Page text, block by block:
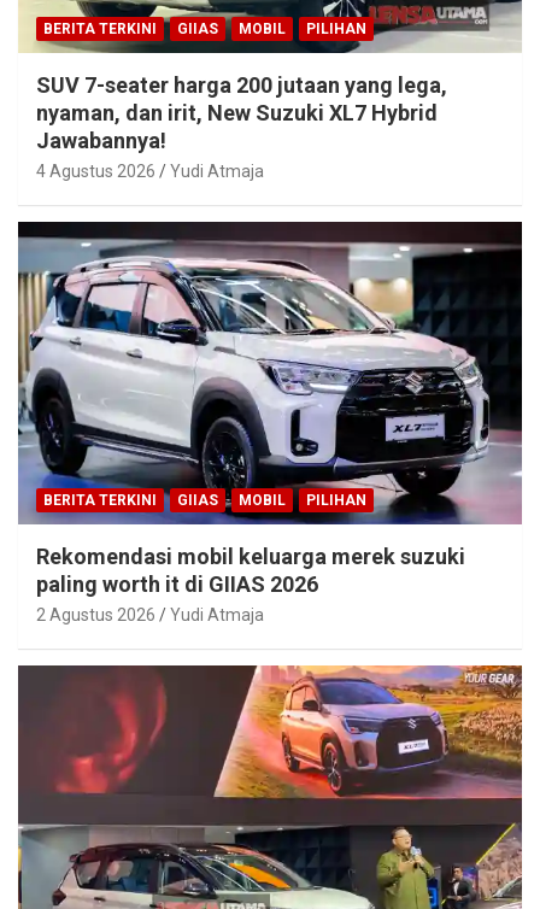
BERITA TERKINI GIIAS MOBIL PILIHAN
SUV 7-seater harga 200 jutaan yang lega,
nyaman, dan irit, New Suzuki XL7 Hybrid
Jawabannya!
4 Agustus 2026 Yudi Atmaja
BERITA TERKINI GIIAS MOBIL PILIHAN
Rekomendasi mobil keluarga merek suzuki
paling worth it di GIIAS 2026
2 Agustus 2026 Yudi Atmaja